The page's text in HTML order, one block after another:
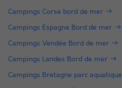
Campings Corse bord de mer
Campings Espagne Bord de mer
Campings Vendée Bord de mer
Campings Landes Bord de mer
Campings Bretagne parc aquatique